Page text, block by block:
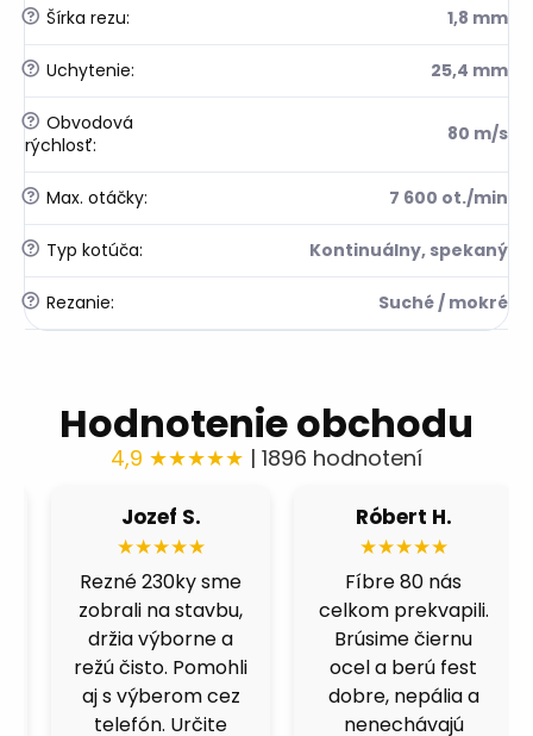
? Šírka rezu: 1,8 mm
? Uchytenie: 25,4 mm
? Obvodová
rýchlosť: 80 m/s
? Max. otáčky: 7 600 ot./min
? Typ kotúča: Kontinuálny, spekaný
? Rezanie: Suché / mokré
Hodnotenie obchodu
4,9 ★★★★★ | 1896 hodnotení
Róbert H.
★★★★★
Fíbre 80 nás
celkom prekvapili.
Brúsime čiernu
ocel a berú fest
dobre, nepália a
nenechávajú
Fero B.
★★★★★
Výborná cena a
kvalita. Skúšal som
viacero obchodov,
ale kotucovo má
fakt dobrý pomer.
125ky premium